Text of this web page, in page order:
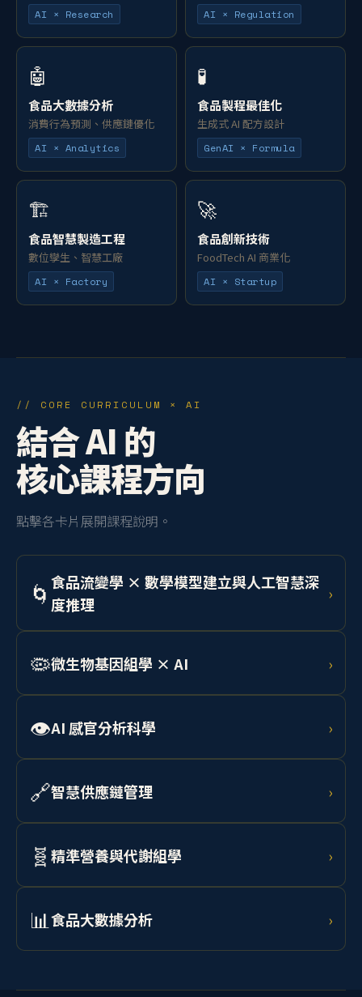
AI × Research AI × Regulation
🤖
食品大數據分析
消費行為預測、供應鏈優化
AI × Analytics
🧪
食品製程最佳化
生成式 AI 配方設計
GenAI × Formula
🏗️
食品智慧製造工程
數位孿生、智慧工廠
AI × Factory
🚀
食品創新技術
FoodTech AI 商業化
AI × Startup
// CORE CURRICULUM × AI
結合 AI 的
核心課程方向
點擊各卡片展開課程說明。
🌀 食品流變學 × 數學模型建立與人工智慧深
度推理
›
工業產線品質控制。
🦠微生物基因組學 × AI ›
預測。
👁️AI 感官分析科學 ›
析。
🔗智慧供應鏈管理 ›
🧬 精準營養與代謝組學 ›
📊 食品大數據分析 ›
資料。